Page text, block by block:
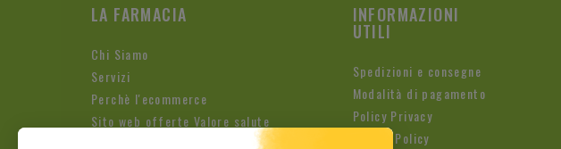
LA FARMACIA
Chi Siamo
Servizi
Perchè l'ecommerce
Sito web offerte Valore salute
INFORMAZIONI
UTILI
Spedizioni e consegne
Modalità di pagamento
Policy Privacy
Cookie Policy